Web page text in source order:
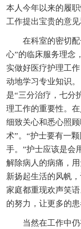
本人今年以来的履
工作提出宝贵的意见
在科室的密切配
心”的临床服务理念
实做好医疗护理工
动地学习专业知识
是“三分治疗，七分
理工作的重要性。
细致关心和悉心照
术”。“护士要有一
手。”护士应该是会
解除病人的病痛，
新扬起生活的风帆
家庭都重现欢声笑
的努力，让更多的
当然在工作中仍